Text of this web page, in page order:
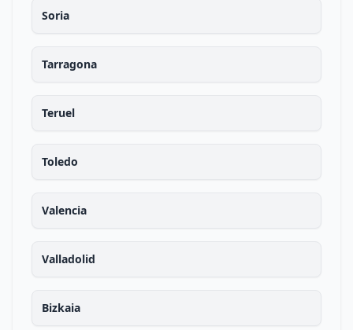
Soria
Tarragona
Teruel
Toledo
Valencia
Valladolid
Bizkaia